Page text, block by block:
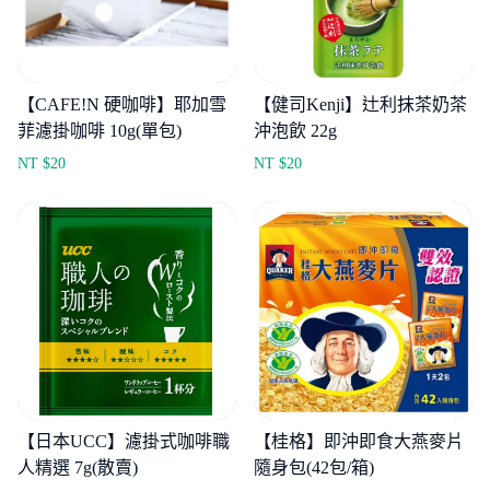
【CAFE!N 硬咖啡】耶加雪
菲濾掛咖啡 10g(單包)
NT $20
【健司Kenji】辻利抹茶奶茶
沖泡飲 22g
NT $20
【日本UCC】濾掛式咖啡職
人精選 7g(散賣)
【桂格】即沖即食大燕麥片
隨身包(42包/箱)